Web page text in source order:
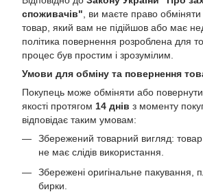
споживачів" , ви маєте право
товар, який вам не підійшов або має
політика повернення розроблена для
процес був простим і зрозумілим.
Умови для обміну та повернення
Покупець може обміняти або
якості протягом 14 днів з моменту
відповідає таким умовам:
Збережений товарний вигляд: товар
не має слідів використання.
Збережені оригінальне пакування,
бирки.